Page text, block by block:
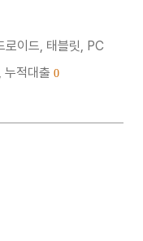
로이드, 태블릿, PC
, 누적대출 0